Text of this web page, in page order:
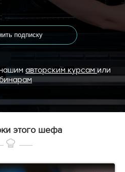
подписку
авторским курсамили
этого шефа